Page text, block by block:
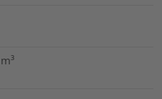
m³